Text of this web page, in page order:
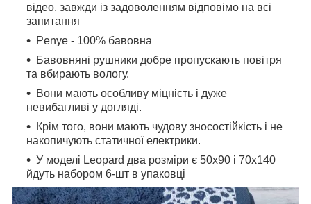
відео, завжди із задоволенням відповімо на всі
запитання
Penye - 100% бавовна
Бавовняні рушники добре пропускають повітря
та вбирають вологу.
Вони мають особливу міцність і дуже
невибагливі у догляді.
Крім того, вони мають чудову зносостійкість і не
накопичують статичної електрики.
У моделі Leopard два розміри є 50x90 і 70x140
йдуть набором 6-шт в упаковці